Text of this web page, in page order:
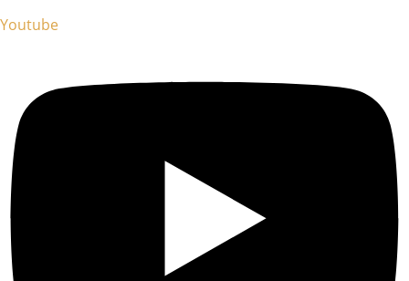
Youtube